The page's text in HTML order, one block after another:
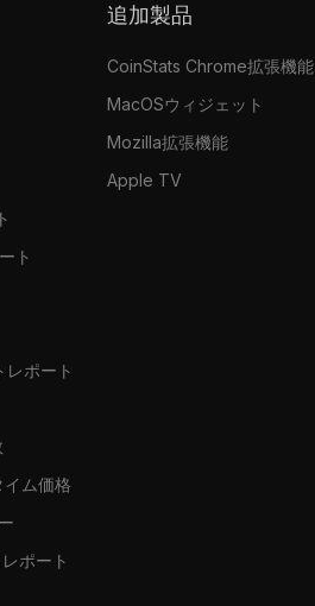
ト
ポート
ム価格
ポート
追加製品
CoinStats Chrome拡張機能
MacOSウィジェット
Mozilla拡張機能
Apple TV